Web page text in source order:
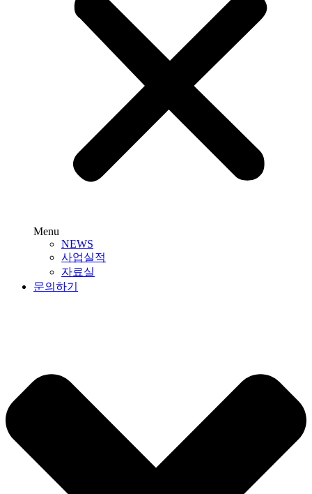
Menu
NEWS
사업실적
자료실
문의하기